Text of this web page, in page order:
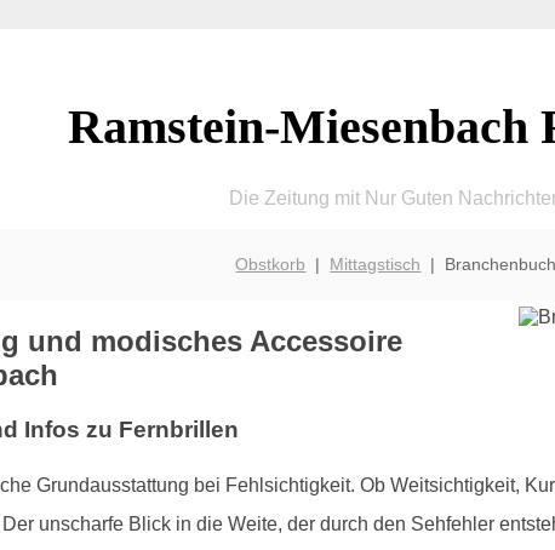
Ramstein-Miesenbach
Die Zeitung mit Nur Guten
Obstkorb | Mittagstisch | Branchenbuch
und modisches Accessoire
Infos zu Fernbrillen
Grundausstattung bei Fehlsichtigkeit. Ob Weitsichtigkeit,
unscharfe Blick in die Weite, der durch den Sehfehler